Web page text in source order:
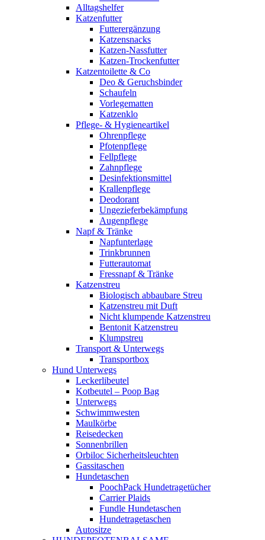
Alltagshelfer
Katzenfutter
Futterergänzung
Katzensnacks
Katzen-Nassfutter
Katzen-Trockenfutter
Katzentoilette & Co
Deo & Geruchsbinder
Schaufeln
Vorlegematten
Katzenklo
Pflege- & Hygieneartikel
Ohrenpflege
Pfotenpflege
Fellpflege
Zahnpflege
Desinfektionsmittel
Krallenpflege
Deodorant
Ungezieferbekämpfung
Augenpflege
Napf & Tränke
Napfunterlage
Trinkbrunnen
Futterautomat
Fressnapf & Tränke
Katzenstreu
Biologisch abbaubare Streu
Katzenstreu mit Duft
Nicht klumpende Katzenstreu
Bentonit Katzenstreu
Klumpstreu
Transport & Unterwegs
Transportbox
Hund Unterwegs
Leckerlibeutel
Kotbeutel – Poop Bag
Unterwegs
Schwimmwesten
Maulkörbe
Reisedecken
Sonnenbrillen
Orbiloc Sicherheitsleuchten
Gassitaschen
Hundetaschen
PoochPack Hundetragetücher
Carrier Plaids
Fundle Hundetaschen
Hundetragetaschen
Autositze